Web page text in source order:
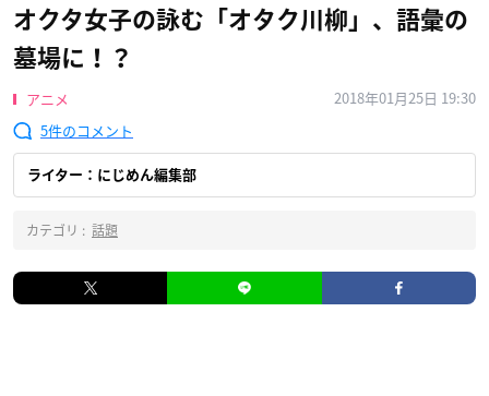
オクタ女子の詠む「オタク川柳」、語彙の
墓場に！？
アニメ
2018年01月25日 19:30
5
ライター：にじめん編集部
カテゴリ : 話題